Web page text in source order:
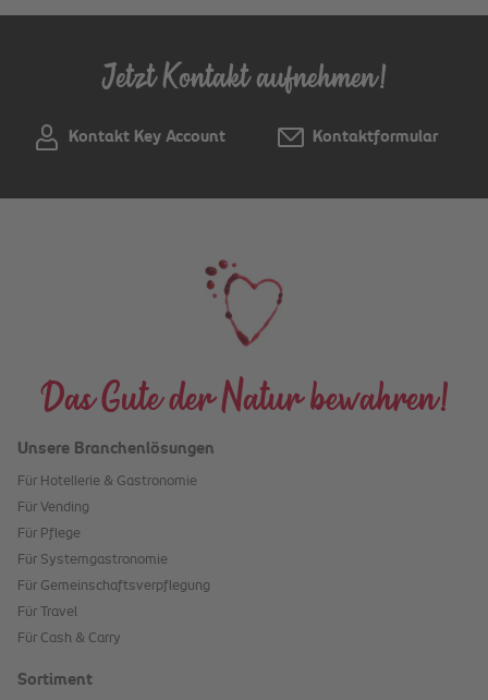
Jetzt Kontakt aufnehmen!
Kontakt Key Account Kontaktformular
Das Gute der Natur bewahren!
Unsere Branchenlösungen
Für Hotellerie & Gastronomie
Für Vending
Für Pflege
Für Systemgastronomie
Für Gemeinschaftsverpflegung
Für Travel
Für Cash & Carry
Sortiment